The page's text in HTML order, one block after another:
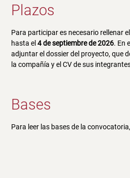
Plazos
Para participar es necesario rellenar
hasta el4 de septiembre de 2026. En
adjuntar el dossier del proyecto, que
la compañía y el CV de sus
Bases
Para leer las bases de la convocatoria,